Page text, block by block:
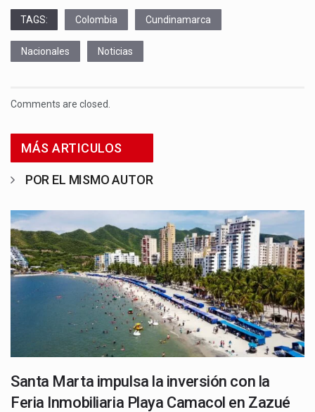
TAGS: Colombia Cundinamarca
Nacionales Noticias
Comments are closed.
MÁS ARTICULOS
POR EL MISMO AUTOR
Santa Marta impulsa la inversión con la
Feria Inmobiliaria Playa Camacol en Zazué